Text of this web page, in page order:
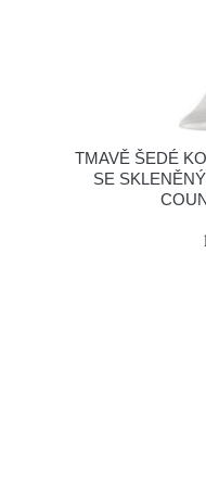
TMAVĚ ŠEDÉ
SE